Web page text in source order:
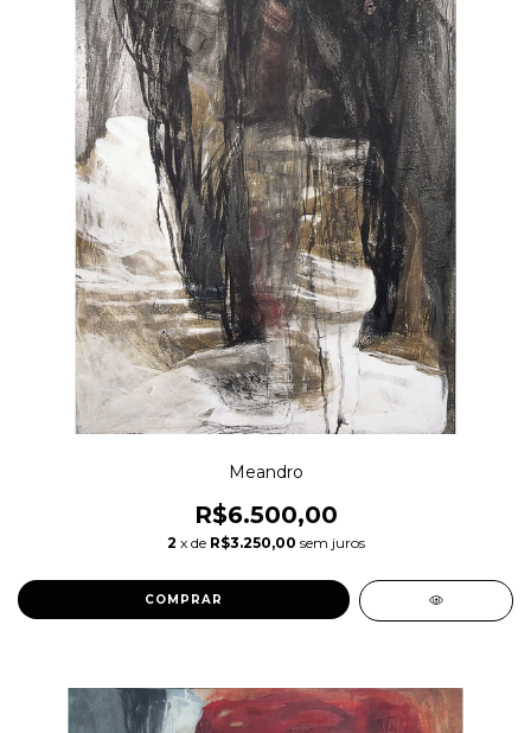
Meandro
R$6.500,00
2 x de R$3.250,00 sem juros